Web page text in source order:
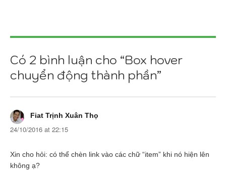
Có 2 bình luận cho “Box hover
chuyển động thành phần”
Fiat Trịnh Xuân Thọ
24/10/2016 at 22:15
Xin cho hỏi: có thể chèn link vào các chữ “item” khi nó hiện lên
không ạ?